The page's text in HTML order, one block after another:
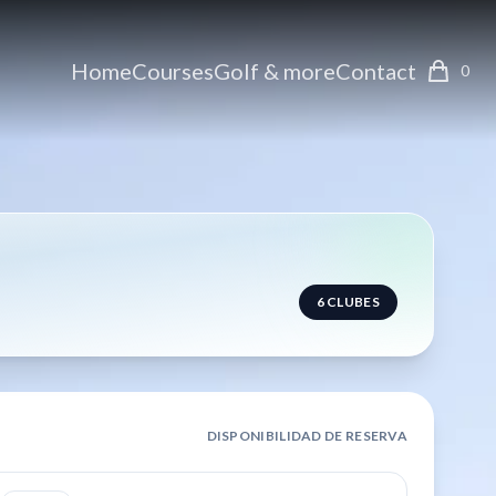
HomeCoursesGolf & moreContact 0
6CLUBES
DISPONIBILIDAD DE RESERVA